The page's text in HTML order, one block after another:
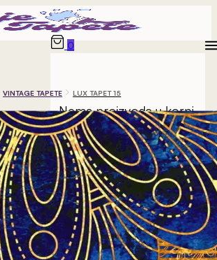
0
Nema proizvoda u korpi.
VINTAGE TAPETE LUX TAPET 15